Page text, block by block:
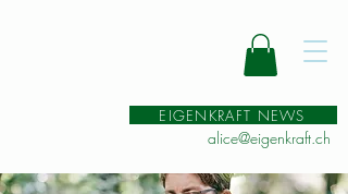
EIGENKRAFT NEWS
alice@eigenkraft.ch